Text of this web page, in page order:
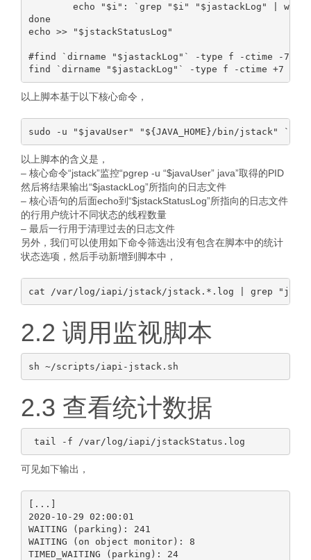
echo "$i": `grep "$i" "$jastackLog" | wc -
done
echo >> "$jstackStatusLog"
#find `dirname "$jastackLog"` -type f -ctime -7
以上脚本基于以下核心命令，
以上脚本的含义是，
– 核心命令“jstack”监控“pgrep -u “$javaUser” java”取得的PID
然后将结果输出“$jastackLog”所指向的日志文件
– 核心语句的后面echo到“$jstackStatusLog”所指向的日志文件
的行用户统计不同状态的线程数量
– 最后一行用于清理过去的日志文件
另外，我们可以使用如下命令筛选出没有包含在脚本中的统计
状态选项，然后手动新增到脚本中，
2.2 调用监视脚本
2.3 查看统计数据
可见如下输出，
[...]
2020-10-29 02:00:01
WAITING (parking): 241
WAITING (on object monitor): 8
TIMED_WAITING (parking): 24